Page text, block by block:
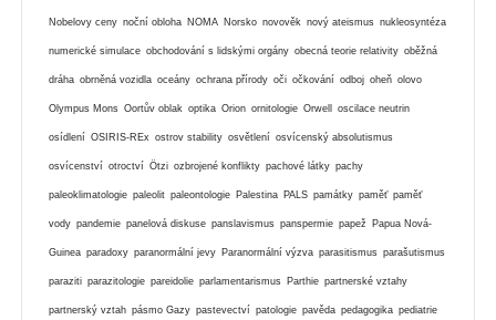
Nobelovy ceny noční obloha NOMA Norsko novověk nový ateismus nukleosyntéza
numerické simulace obchodování s lidskými orgány obecná teorie relativity oběžná
dráha obrněná vozidla oceány ochrana přírody oči očkování odboj oheň olovo
Olympus Mons Oortův oblak optika Orion ornitologie Orwell oscilace neutrin
osídlení OSIRIS-REx ostrov stability osvětlení osvícenský absolutismus
osvícenství otroctví Ötzi ozbrojené konflikty pachové látky pachy
paleoklimatologie paleolit paleontologie Palestina PALS památky paměť paměť
vody pandemie panelová diskuse panslavismus panspermie papež Papua Nová-
Guinea paradoxy paranormální jevy Paranormální výzva parasitismus parašutismus
paraziti parazitologie pareidolie parlamentarismus Parthie partnerské vztahy
partnerský vztah pásmo Gazy pastevectví patologie pavěda pedagogika pediatrie